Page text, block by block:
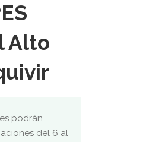
Alto
podrán
del 6 al